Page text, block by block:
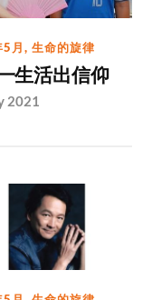
5月,生命的旋律
生活出信仰
2021